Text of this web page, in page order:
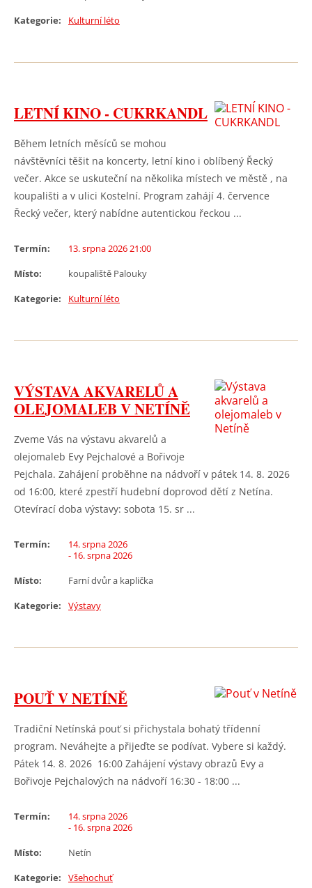
Kategorie:
Kulturní léto
LETNÍ KINO - CUKRKANDL
Během letních měsíců se mohou
návštěvníci těšit na koncerty, letní kino i oblíbený Řecký
večer. Akce se uskuteční na několika místech ve městě , na
koupališti a v ulici Kostelní. Program zahájí 4. července
Řecký večer, který nabídne autentickou řeckou ...
Termín:
13. srpna 2026 21:00
Místo:
koupaliště Palouky
Kategorie:
Kulturní léto
VÝSTAVA AKVARELŮ A
OLEJOMALEB V NETÍNĚ
Zveme Vás na výstavu akvarelů a
olejomaleb Evy Pejchalové a Bořivoje
Pejchala. Zahájení proběhne na nádvoří v pátek 14. 8. 2026
od 16:00, které zpestří hudební doprovod dětí z Netína.
Otevírací doba výstavy: sobota 15. sr ...
Termín:
14. srpna 2026
- 16. srpna 2026
Místo:
Farní dvůr a kaplička
Kategorie:
Výstavy
POUŤ V NETÍNĚ
Tradiční Netínská pouť si přichystala bohatý třídenní
program. Neváhejte a přijeďte se podívat. Vybere si každý.
Pátek 14. 8. 2026 16:00 Zahájení výstavy obrazů Evy a
Bořivoje Pejchalových na nádvoří 16:30 - 18:00 ...
Termín:
14. srpna 2026
- 16. srpna 2026
Místo:
Netín
Kategorie:
Všehochuť